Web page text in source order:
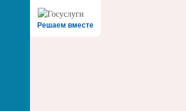
Решаем вместе